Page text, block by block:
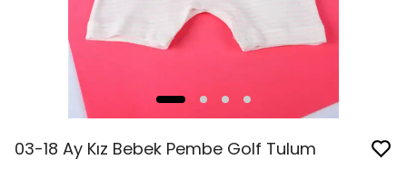
03-18 Ay Kız Bebek Pembe Golf Tulum